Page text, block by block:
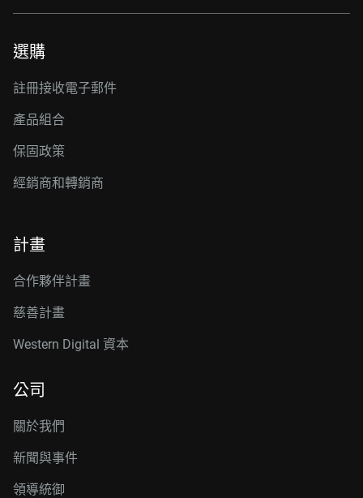
選購
註冊接收電子郵件
產品組合
保固政策
經銷商和轉銷商
計畫
合作夥伴計畫
慈善計畫
Western Digital 資本
公司
關於我們
新聞與事件
領導統御